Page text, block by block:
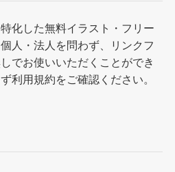
化した無料イラスト・フリー
人・法人を問わず、リンクフ
でお使いいただくことができ
利用規約をご確認ください。